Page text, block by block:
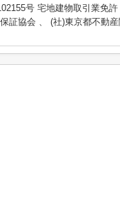
号 宅地建物取引業免許
証協会 、 (社)東京都不動